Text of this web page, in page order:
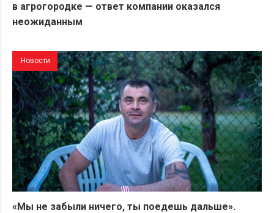
в агрогородке — ответ компании оказался
неожиданным
Новости
«Мы не забыли ничего, ты поедешь дальше».